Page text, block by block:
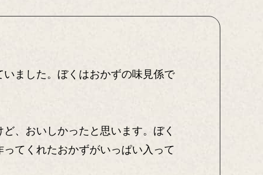
ました。ぼくはおかずの味見係で
、おいしかったと思います。ぼく
てくれたおかずがいっぱい入って